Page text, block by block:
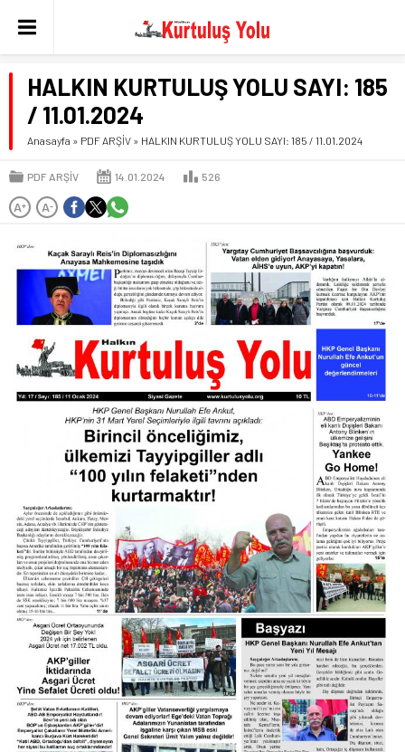
HALKIN KURTULUŞ YOLU SAYI: 185
/ 11.01.2024
Anasayfa » PDF ARŞİV » HALKIN KURTULUŞ YOLU SAYI: 185 / 11.01.2024
PDF ARŞİV 14.01.2024 526
A+ A-